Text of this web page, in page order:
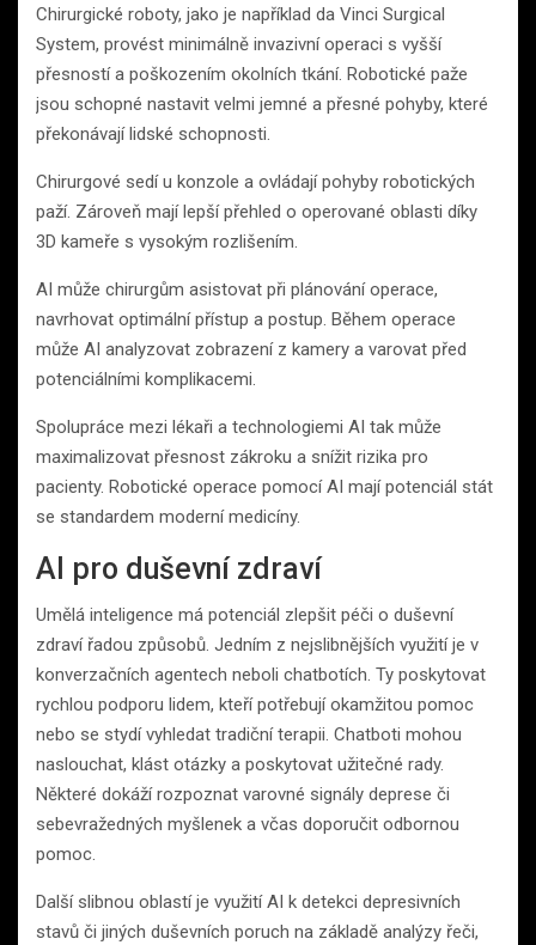
Chirurgické roboty, jako je například da Vinci Surgical
System, provést minimálně invazivní operaci s vyšší
přesností a poškozením okolních tkání. Robotické paže
jsou schopné nastavit velmi jemné a přesné pohyby, které
překonávají lidské schopnosti.
Chirurgové sedí u konzole a ovládají pohyby robotických
paží. Zároveň mají lepší přehled o operované oblasti díky
3D kameře s vysokým rozlišením.
AI může chirurgům asistovat při plánování operace,
navrhovat optimální přístup a postup. Během operace
může AI analyzovat zobrazení z kamery a varovat před
potenciálními komplikacemi.
Spolupráce mezi lékaři a technologiemi AI tak může
maximalizovat přesnost zákroku a snížit rizika pro
pacienty. Robotické operace pomocí AI mají potenciál stát
se standardem moderní medicíny.
AI pro duševní zdraví
Umělá inteligence má potenciál zlepšit péči o duševní
zdraví řadou způsobů. Jedním z nejslibnějších využití je v
konverzačních agentech neboli chatbotích. Ty poskytovat
rychlou podporu lidem, kteří potřebují okamžitou pomoc
nebo se stydí vyhledat tradiční terapii. Chatboti mohou
naslouchat, klást otázky a poskytovat užitečné rady.
Některé dokáží rozpoznat varovné signály deprese či
sebevražedných myšlenek a včas doporučit odbornou
pomoc.
Další slibnou oblastí je využití AI k detekci depresivních
stavů či jiných duševních poruch na základě analýzy řeči,